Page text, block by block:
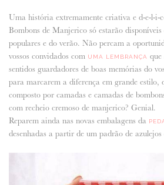
Uma história extremamente criativa e d-e-l-i-
Bombons de Manjerico só estarão disponíveis
populares e do verão. Não percam a
vossos convidados com UMA LEMBRANÇA que
sentidos guardadores de boas memórias do
para marcarem a diferença em grande estilo,
composto por camadas e camadas de
com recheio cremoso de manjerico? Genial.
Reparem ainda nas novas embalagens da
desenhadas a partir de um padrão de azulejos